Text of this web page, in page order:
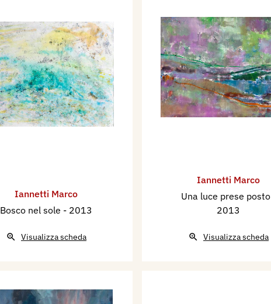
Iannetti Marco
Bosco nel sole - 2013
Visualizza scheda
Iannetti Marco
Una luce prese posto
2013
Visualizza scheda